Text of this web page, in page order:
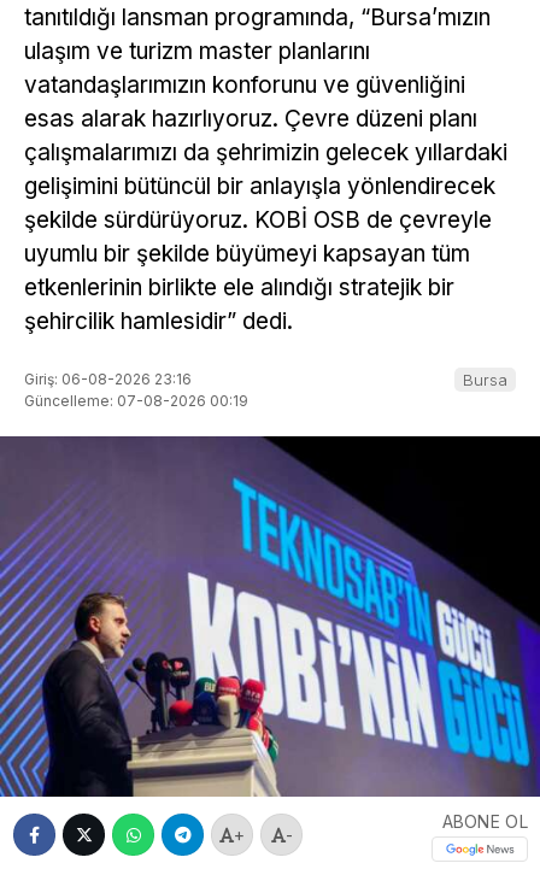
tanıtıldığı lansman programında, “Bursa’mızın
ulaşım ve turizm master planlarını
vatandaşlarımızın konforunu ve güvenliğini
esas alarak hazırlıyoruz. Çevre düzeni planı
çalışmalarımızı da şehrimizin gelecek yıllardaki
gelişimini bütüncül bir anlayışla yönlendirecek
şekilde sürdürüyoruz. KOBİ OSB de çevreyle
uyumlu bir şekilde büyümeyi kapsayan tüm
etkenlerinin birlikte ele alındığı stratejik bir
şehircilik hamlesidir” dedi.
Giriş: 06-08-2026 23:16
Güncelleme: 07-08-2026 00:19
Bursa
+ -
ABONE OL